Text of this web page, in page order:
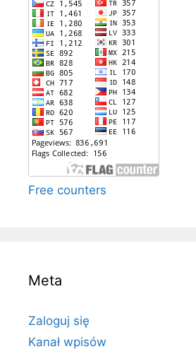
Free counters
Meta
Zaloguj się
Kanał wpisów